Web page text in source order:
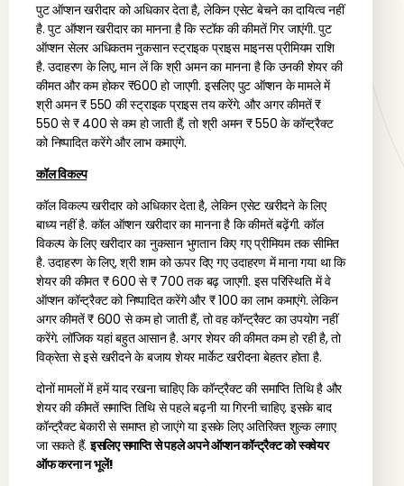
पुट ऑप्शन खरीदार को अधिकार देता है, लेकिन एसेट बेचने का दायित्व नहीं
है. पुट ऑप्शन खरीदार का मानना है कि स्टॉक की कीमतें गिर जाएंगी. पुट
ऑप्शन सेलर अधिकतम नुकसान स्ट्राइक प्राइस माइनस प्रीमियम राशि
है. उदाहरण के लिए, मान लें कि श्री अमन का मानना है कि उनकी शेयर की
कीमत और कम होकर ₹600 हो जाएगी. इसलिए पुट ऑप्शन के मामले में
श्री अमन ₹ 550 की स्ट्राइक प्राइस तय करेंगे. और अगर कीमतें ₹
550 से ₹ 400 से कम हो जाती हैं, तो श्री अमन ₹ 550 के कॉन्ट्रैक्ट
को निष्पादित करेंगे और लाभ कमाएंगे.
कॉल विकल्प
कॉल विकल्प खरीदार को अधिकार देता है, लेकिन एसेट खरीदने के लिए
बाध्य नहीं है. कॉल ऑप्शन खरीदार का मानना है कि कीमतें बढ़ेंगी. कॉल
विकल्प के लिए खरीदार का नुकसान भुगतान किए गए प्रीमियम तक सीमित
है. उदाहरण के लिए, श्री शाम को ऊपर दिए गए उदाहरण में माना गया था कि
शेयर की कीमत ₹ 600 से ₹ 700 तक बढ़ जाएगी. इस परिस्थिति में वे
ऑप्शन कॉन्ट्रैक्ट को निष्पादित करेंगे और ₹ 100 का लाभ कमाएंगे. लेकिन
अगर कीमतें ₹ 600 से कम हो जाती हैं, तो वह कॉन्ट्रैक्ट का उपयोग नहीं
करेंगे. लॉजिक यहां बहुत आसान है. अगर शेयर की कीमत कम हो रही है, तो
विक्रेता से इसे खरीदने के बजाय शेयर मार्केट खरीदना बेहतर होता है.
दोनों मामलों में हमें याद रखना चाहिए कि कॉन्ट्रैक्ट की समाप्ति तिथि है और
शेयर की कीमतें समाप्ति तिथि से पहले बढ़नी या गिरनी चाहिए. इसके बाद
कॉन्ट्रैक्ट बेकारी से समाप्त हो जाएंगे या इसके लिए अतिरिक्त शुल्क लगाए
जा सकते हैं.इसलिए समाप्ति से पहले अपने ऑप्शन कॉन्ट्रैक्ट को स्क्वेयर
ऑफ करना न भूलें!